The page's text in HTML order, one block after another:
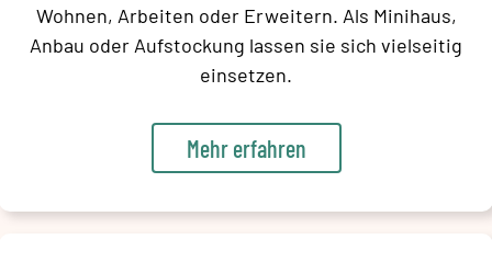
Wohnen, Arbeiten oder Erweitern. Als Minihaus,
Anbau oder Aufstockung lassen sie sich vielseitig
einsetzen.
Mehr erfahren